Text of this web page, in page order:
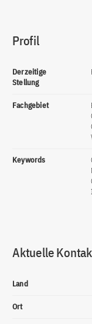
Profil
Derzeitige
Stellung
Fachgebiet
Keywords
Aktuelle
Land
Ort